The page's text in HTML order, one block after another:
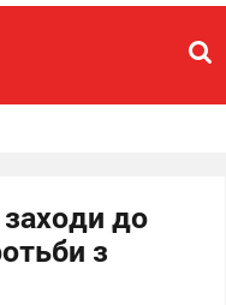
до
з